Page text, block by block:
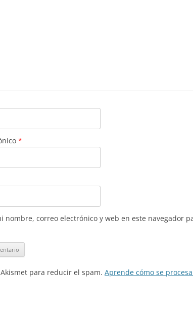
*
nombre, correo electrónico y web en este navegador
para reducir el spam. Aprende cómo se